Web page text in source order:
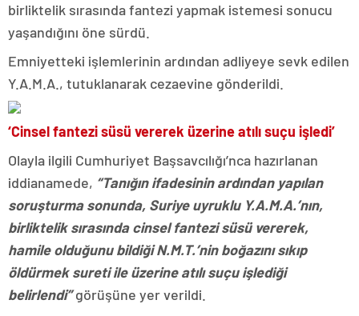
birliktelik sırasında fantezi yapmak istemesi sonucu
yaşandığını öne sürdü.
Emniyetteki işlemlerinin ardından adliyeye sevk edilen
Y.A.M.A., tutuklanarak cezaevine gönderildi.
‘Cinsel fantezi süsü vererek üzerine atılı suçu işledi’
Olayla ilgili Cumhuriyet Başsavcılığı’nca hazırlanan
iddianamede, “Tanığın ifadesinin ardından yapılan
soruşturma sonunda, Suriye uyruklu Y.A.M.A.’nın,
birliktelik sırasında cinsel fantezi süsü vererek,
hamile olduğunu bildiği N.M.T.’nin boğazını sıkıp
öldürmek sureti ile üzerine atılı suçu işlediği
belirlendi”görüşüne yer verildi.